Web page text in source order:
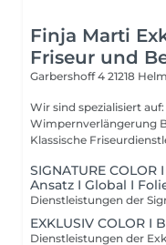
Finja Marti
Friseur und
Garbershoff 4 21218
Wir sind spezialisiert auf: Balayage Extensions
Wimpernverlängerung BB Glow Microneedeling Babylights
SIGNATURE
Ansatz I Global I
EXKLUSIV COLOR